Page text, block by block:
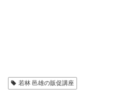
若林 邑雄の販促講座